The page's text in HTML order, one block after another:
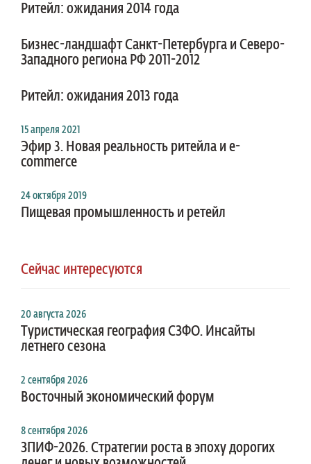
Ритейл: ожидания 2014 года
Бизнес-ландшафт Санкт-Петербурга и Северо-
Западного региона РФ 2011-2012
Ритейл: ожидания 2013 года
15 апреля 2021
Эфир 3. Новая реальность ритейла и e-
commerce
24 октября 2019
Пищевая промышленность и ретейл
Сейчас интересуются
20 августа 2026
Туристическая география СЗФО. Инсайты
летнего сезона
2 сентября 2026
Восточный экономический форум
8 сентября 2026
ЗПИФ-2026. Стратегии роста в эпоху дорогих